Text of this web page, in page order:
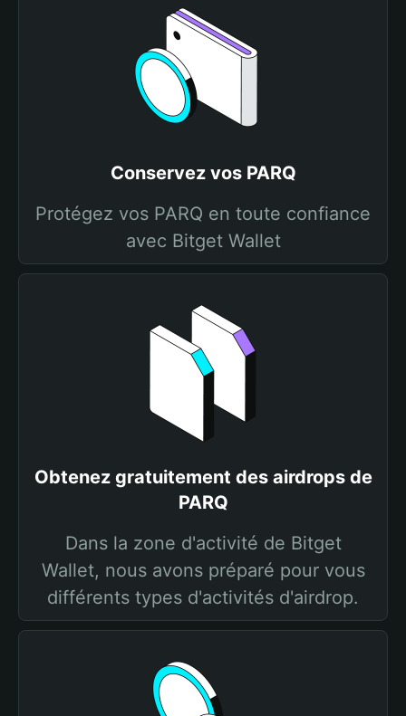
Conservez vos PARQ
Protégez vos PARQ en toute confiance
avec Bitget Wallet
Obtenez gratuitement des airdrops de
PARQ
Dans la zone d'activité de Bitget
Wallet, nous avons préparé pour vous
différents types d'activités d'airdrop.